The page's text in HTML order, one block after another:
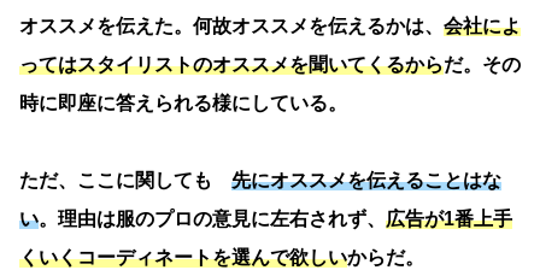
オススメを伝えた。何故オススメを伝えるかは、 会社によ
ってはスタイリストのオススメを聞いてくるからだ。その
時に即座に答えられる様にしている。
ただ、ここに関しても 先にオススメを伝えることはな
い。理由は服のプロの意見に左右されず、 広告が1番上手
くいくコーディネートを選んで欲しいからだ。